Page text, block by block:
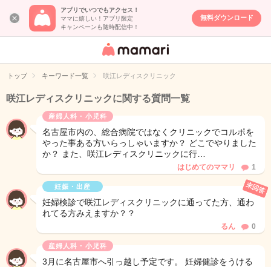
アプリでいつでもアクセス！
ママに嬉しい！アプリ限定
キャンペーンも随時配信中！
無料ダウンロード
女性専用匿名QA
イト
トップ キーワード一覧 咲江レディスクリニック
咲江レディスクリニックに関する質問一覧
産婦人科・小児科
名古屋市内の、総合病院ではなくクリニックでコルポを
やった事ある方いらっしゃいますか？ どこでやりました
か？ また、咲江レディスクリニックに行…
はじめてのママリ 1
妊娠・出産
妊婦検診で咲江レディスクリニックに通ってた方、通わ
れてる方みえますか？？
未回答
るん 0
産婦人科・小児科
3月に名古屋市へ引っ越し予定です。 妊婦健診をうける